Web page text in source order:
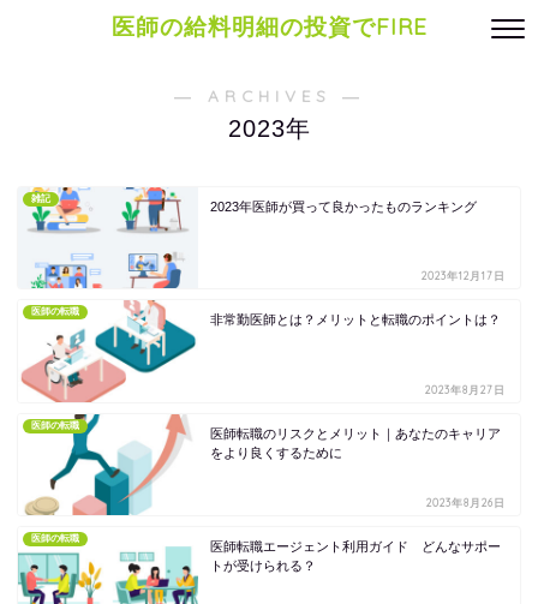
医師の給料明細の投資でFIRE
― ARCHIVES ―
2023年
雑記
2023年医師が買って良かったものランキング
2023年12月17日
医師の転職
非常勤医師とは？メリットと転職のポイントは？
2023年8月27日
医師の転職
医師転職のリスクとメリット｜あなたのキャリア
をより良くするために
2023年8月26日
医師の転職
医師転職エージェント利用ガイド どんなサポー
トが受けられる？